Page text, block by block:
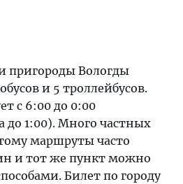
пригороды Вологды
и 5 троллейбусов.
с 6:00 до 0:00
до 1:00). Много частных
маршруты часто
и тот же пункт можно
Билет по городу